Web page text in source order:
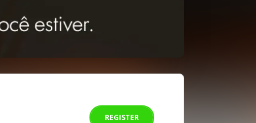
REGISTER